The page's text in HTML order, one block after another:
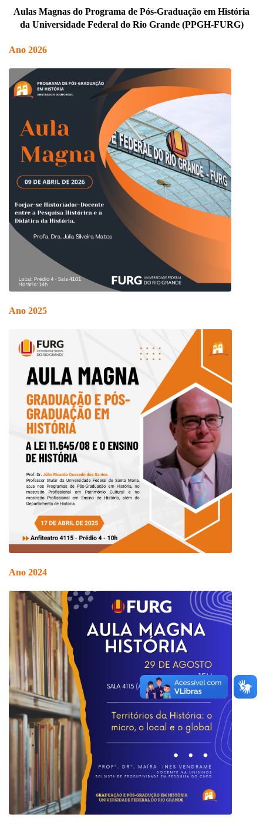
Aulas Magnas do Programa de Pós-Graduação em História
da Universidade Federal do Rio Grande (PPGH-FURG)
Ano 2026
Ano 2025
Ano 2024